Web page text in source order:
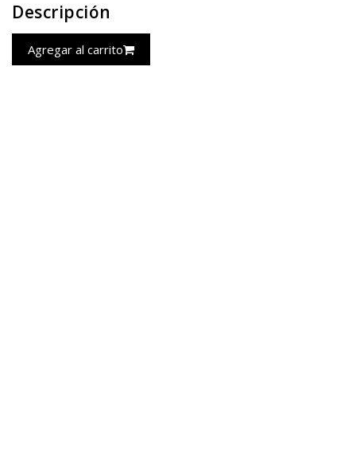
Descripción
Agregar al carrito